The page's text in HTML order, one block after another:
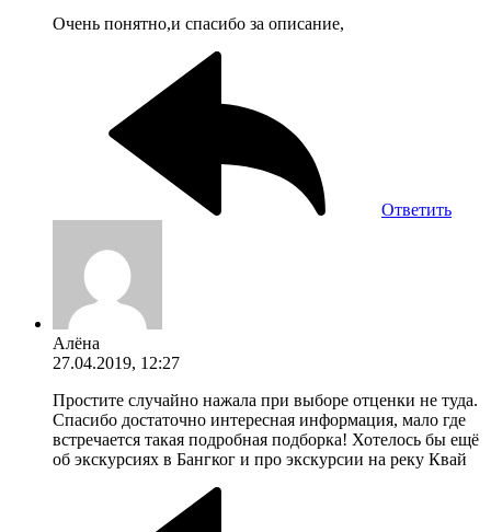
Очень понятно,и спасибо за описание,
Ответить
Алёна
27.04.2019, 12:27
Простите случайно нажала при выборе отценки не туда.
Спасибо достаточно интересная информация, мало где
встречается такая подробная подборка! Хотелось бы ещё
об экскурсиях в Бангког и про экскурсии на реку Квай